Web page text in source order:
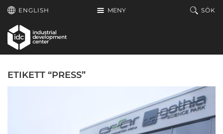
Hoppa till huvudinnehållet
MENY
ENGLISH SÖK
ETIKETT “PRESS”